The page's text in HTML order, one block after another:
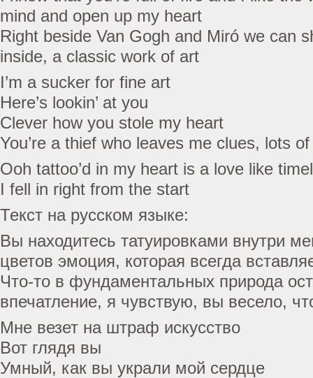
mind and open up my heart
Right beside Van Gogh and Miró we can
inside, a classic work of art
I’m a sucker for fine art
Here’s lookin’ at you
Clever how you stole my heart
You’re a thief who leaves me clues, lots
Ooh tattoo’d in my heart is a love like
I fell in right from the start
Текст на русском языке:
Вы находитесь татуировками внутри
цветов эмоция, которая всегда
Что-то в фундаментальных природа
впечатление, я чувствую, вы весело,
Мне везет на штраф искусство
Вот глядя вы
Умный, как вы украли мой сердце